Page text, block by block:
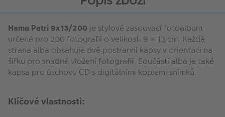
Hama Patri 9x13/200 je stylové zasouvací fotoalbum
určené pro 200 fotografií o velikosti 9 × 13 cm. Každá
strana alba obsahuje dvě postranní kapsy v orientaci na
šířku pro snadné vložení fotografií. Součástí alba je také
kapsa pro úschovu CD s digitálními kopiemi snímků.
Klíčové vlastnosti: